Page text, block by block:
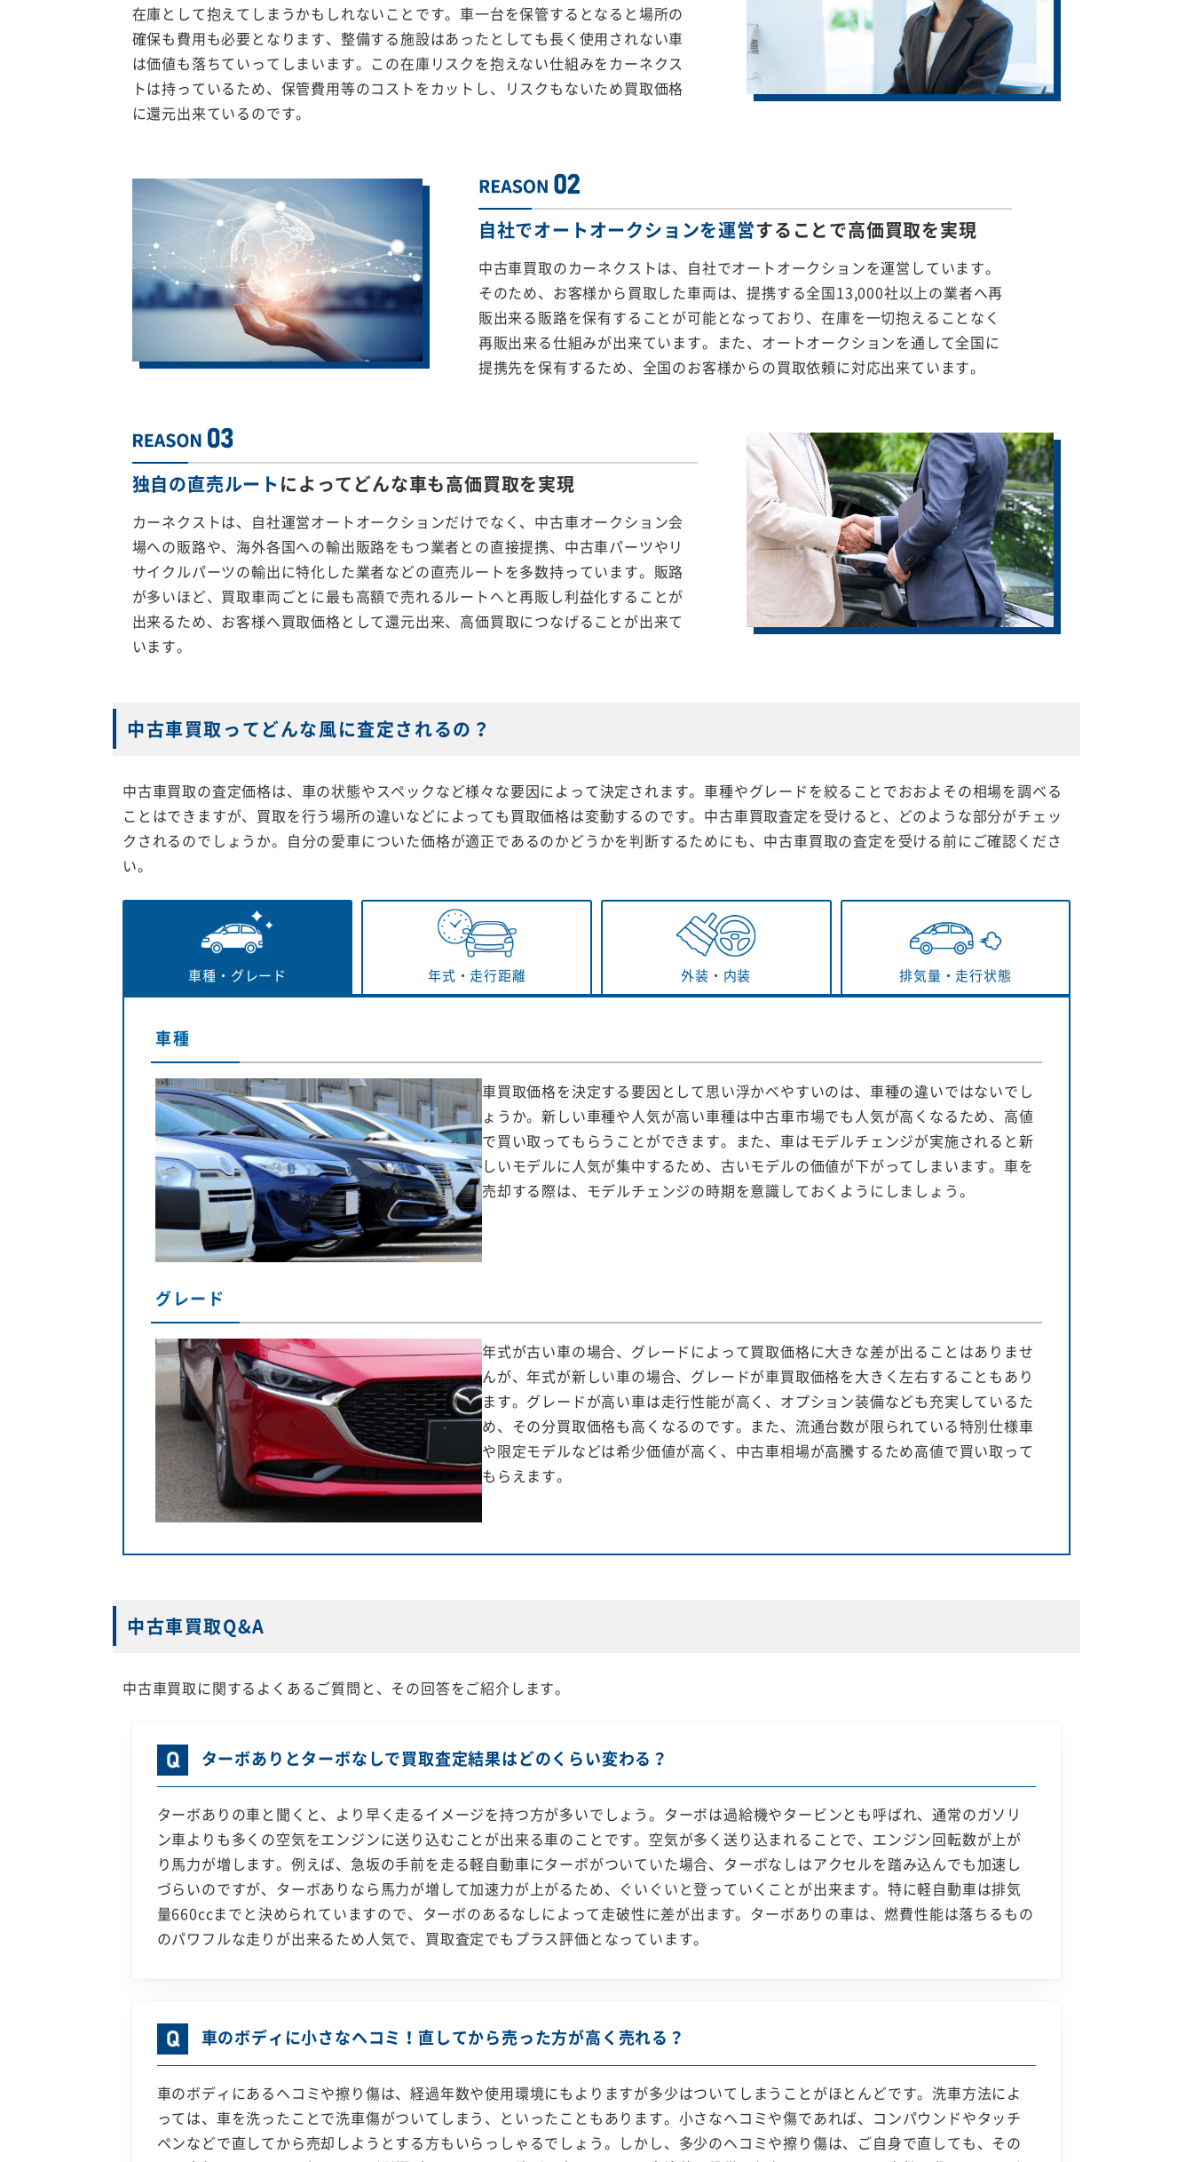
在庫として抱えてしまうかもしれないことです。車一台を保管するとなると場所の
確保も費用も必要となります、整備する施設はあったとしても長く使用されない車
は価値も落ちていってしまいます。この在庫リスクを抱えない仕組みをカーネクス
トは持っているため、保管費用等のコストをカットし、リスクもないため買取価格
に還元出来ているのです。
自社でオートオークションを運営することで高価買取を実現
中古車買取のカーネクストは、自社でオートオークションを運営しています。
そのため、お客様から買取した車両は、提携する全国13,000社以上の業者へ再
販出来る販路を保有することが可能となっており、在庫を一切抱えることなく
再販出来る仕組みが出来ています。また、オートオークションを通して全国に
提携先を保有するため、全国のお客様からの買取依頼に対応出来ています。
独自の直売ルートによってどんな車も高価買取を実現
カーネクストは、自社運営オートオークションだけでなく、中古車オークション会
場への販路や、海外各国への輸出販路をもつ業者との直接提携、中古車パーツやリ
サイクルパーツの輸出に特化した業者などの直売ルートを多数持っています。販路
が多いほど、買取車両ごとに最も高額で売れるルートへと再販し利益化することが
出来るため、お客様へ買取価格として還元出来、高価買取につなげることが出来て
います。
中古車買取ってどんな風に査定されるの？
中古車買取の査定価格は、車の状態やスペックなど様々な要因によって決定されます。車種やグレードを絞ることでおおよその相場を調べる
ことはできますが、買取を行う場所の違いなどによっても買取価格は変動するのです。中古車買取査定を受けると、どのような部分がチェッ
クされるのでしょうか。自分の愛車についた価格が適正であるのかどうかを判断するためにも、中古車買取の査定を受ける前にご確認くださ
い。
車種・ グレード 年式・ 走行距離 外装・ 内装 排気量・ 走行状態
車種
車買取価格を決定する要因として思い浮かべやすいのは、車種の違いではないでし
ょうか。新しい車種や人気が高い車種は中古車市場でも人気が高くなるため、高値
で買い取ってもらうことができます。また、車はモデルチェンジが実施されると新
しいモデルに人気が集中するため、古いモデルの価値が下がってしまいます。車を
売却する際は、モデルチェンジの時期を意識しておくようにしましょう。
グレード
年式が古い車の場合、グレードによって買取価格に大きな差が出ることはありませ
んが、年式が新しい車の場合、グレードが車買取価格を大きく左右することもあり
ます。グレードが高い車は走行性能が高く、オプション装備なども充実しているた
め、その分買取価格も高くなるのです。また、流通台数が限られている特別仕様車
や限定モデルなどは希少価値が高く、中古車相場が高騰するため高値で買い取って
もらえます。
中古車買取Q&A
中古車買取に関するよくあるご質問と、その回答をご紹介します。
ターボありとターボなしで買取査定結果はどのくらい変わる？
ターボありの車と聞くと、より早く走るイメージを持つ方が多いでしょう。ターボは過給機やタービンとも呼ばれ、通常のガソリ
ン車よりも多くの空気をエンジンに送り込むことが出来る車のことです。空気が多く送り込まれることで、エンジン回転数が上が
り馬力が増します。例えば、急坂の手前を走る軽自動車にターボがついていた場合、ターボなしはアクセルを踏み込んでも加速し
づらいのですが、ターボありなら馬力が増して加速力が上がるため、ぐいぐいと登っていくことが出来ます。特に軽自動車は排気
量660ccまでと決められていますので、ターボのあるなしによって走破性に差が出ます。ターボありの車は、燃費性能は落ちるもの
のパワフルな走りが出来るため人気で、買取査定でもプラス評価となっています。
車のボディに小さなヘコミ！直してから売った方が高く売れる？
車のボディにあるヘコミや擦り傷は、経過年数や使用環境にもよりますが多少はついてしまうことがほとんどです。洗車方法によ
っては、車を洗ったことで洗車傷がついてしまう、といったこともあります。小さなヘコミや傷であれば、コンパウンドやタッチ
ペンなどで直してから売却しようとする方もいらっしゃるでしょう。しかし、多少のヘコミや擦り傷は、ご自身で直しても、その